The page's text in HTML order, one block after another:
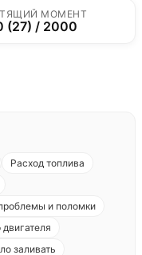
МОМЕНТ
(27) / 2000
Расход топлива
и поломки
заливать